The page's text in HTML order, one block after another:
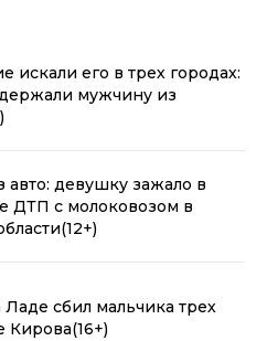
искали его в трех городах:
мужчину из
авто: девушку зажало в
ДТП с молоковозом в
(12+)
сбил мальчика трех
Кирова(16+)